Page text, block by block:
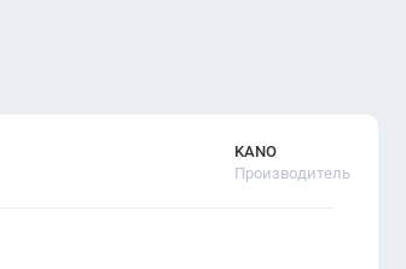
KANO
Производитель